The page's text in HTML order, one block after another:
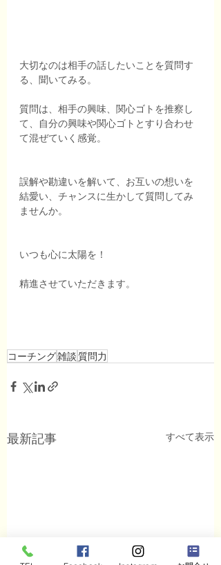
大切なのは相手の話したいことを質問す
る、聞いてみる。
質問は、相手の興味、関心ゴトを推察し
て、自分の興味や関心ゴトとすり合わせ
て混ぜていく感覚。
誤解や勘違いを解いて、お互いの想いを
結愛い、チャンスに生かして質問してみ
ませんか。
いつも心に太陽を！
精進させていただきます。
コーチング雑談質問力
最新記事 すべて表示